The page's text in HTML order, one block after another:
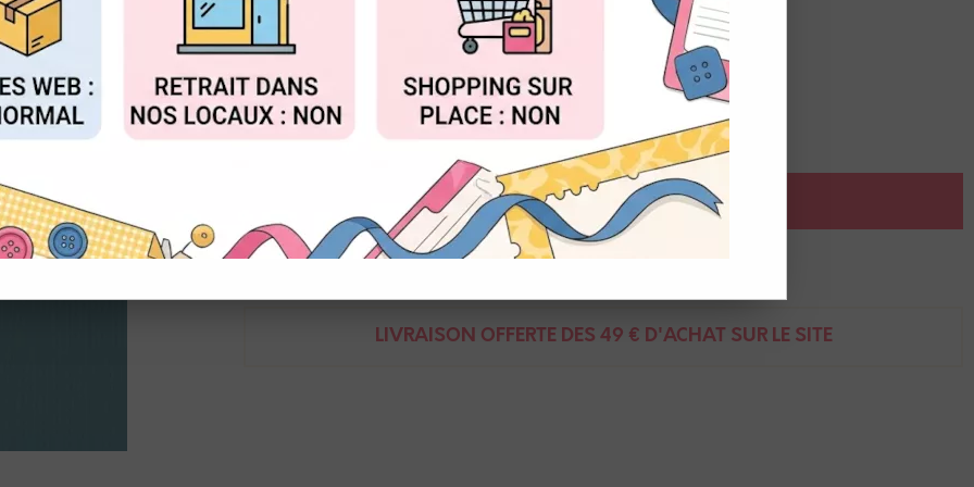
Réf. :2928-065
Cardstock texture toile Florence
30,5 x 30,5 cm / 216 g
8716052200658
AJOUTER AU PANIER
Demande de renseignement
LIVRAISON OFFERTE DÈS 49 € D'ACHAT SUR LE SITE
ACCEPTER TOUT